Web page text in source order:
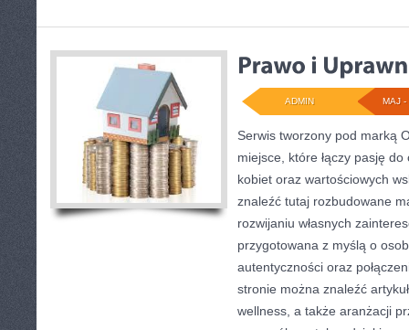
MAJ -
ADMIN
Serwis tworzony pod marką
miejsce, które łączy pasję
kobiet oraz wartościowych
znaleźć tutaj rozbudowane
rozwijaniu własnych
przygotowana z myślą o
autentyczności oraz
stronie można znaleźć
wellness, a także aranżacji